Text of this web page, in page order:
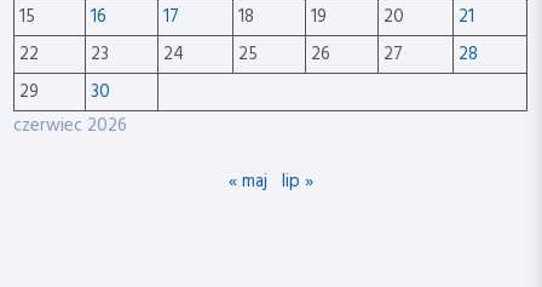
czerwiec 2026
15
16 17 18 19 20
21
22
23 24 25 26 27
28
29
30
« maj lip »